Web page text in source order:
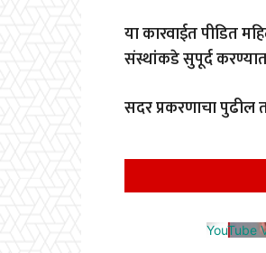
या कारवाईत पीडित
संस्थांकडे सुपूर्द
सदर प्रकरणाचा
YouTube